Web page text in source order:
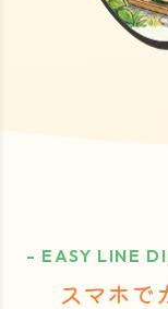
- EASY LINE
スマホで